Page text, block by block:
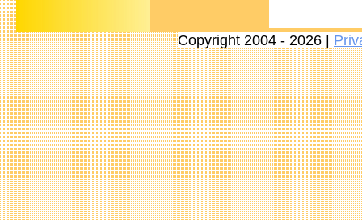
Copyright 2004 - 2026 |